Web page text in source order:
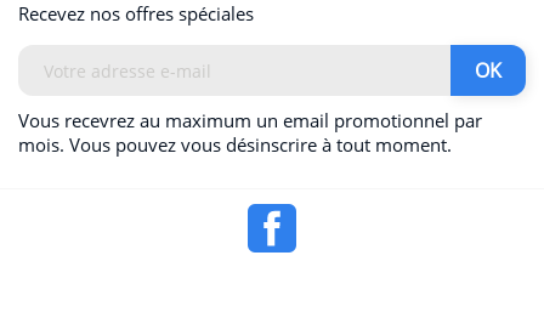
Recevez nos offres spéciales
Vous recevrez au maximum un email promotionnel par
mois. Vous pouvez vous désinscrire à tout moment.